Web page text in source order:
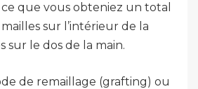
que vous obteniez un total
sur l’intérieur de la
sur le dos de la main.
de remaillage (grafting) ou